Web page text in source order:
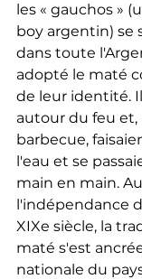
les « gauchos »
boy argentin) se
dans toute
adopté le maté
de leur identité.
autour du feu et,
barbecue,
l'eau et se
main en main.
l'indépendance
XIXe siècle, la
maté s'est
nationale du